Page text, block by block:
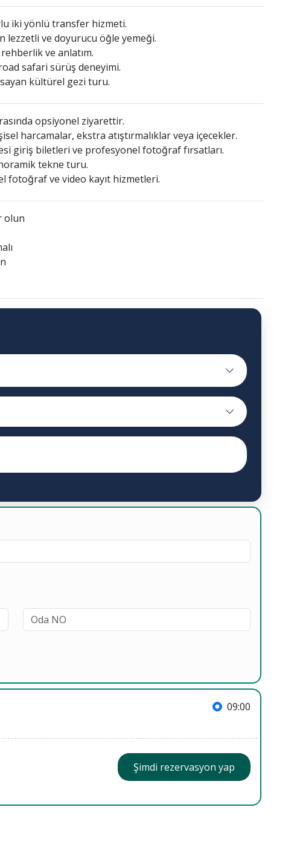
iki yönlü transfer hizmeti.
lezzetli ve doyurucu öğle yemeği.
ve anlatım.
safari sürüş deneyimi.
kültürel gezi turu.
opsiyonel ziyarettir.
harcamalar, ekstra atıştırmalıklar veya içecekler.
giriş biletleri ve profesyonel fotoğraf fırsatları.
tekne turu.
fotoğraf ve video kayıt hizmetleri.
olun
09:00
Şimdi rezervasyon yap